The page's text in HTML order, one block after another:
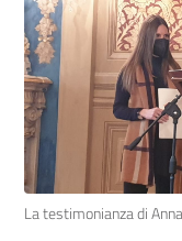
La testimonianza di